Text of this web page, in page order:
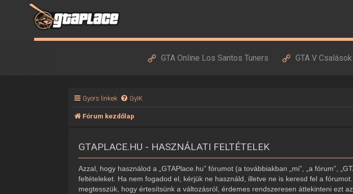
GTA Online Los Santos Tuners GTA V Csalások
Gyors linkek GyIK
Fórum kezdőlap
GTAPLACE.HU - HASZNÁLATI FELTÉTELEK
Azzal, hogy használod a „GTAPlace.hu” fórumot (a továbbiakban „mi”, „a fórum”,
feltételeket. Ha nem fogadod el, kérjük ne használd, illetve ne is keresd fel a
megtesszük, hogy értesítsünk a változásról, érdemes rendszeresen áttekinteni ezt